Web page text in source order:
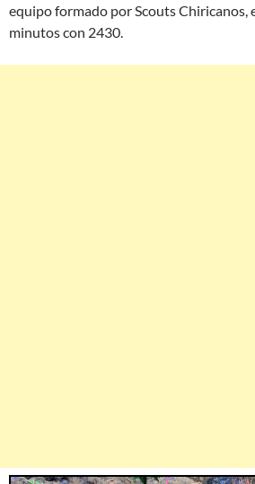
equipo formado por Scouts Chiricanos,
minutos con 2430.